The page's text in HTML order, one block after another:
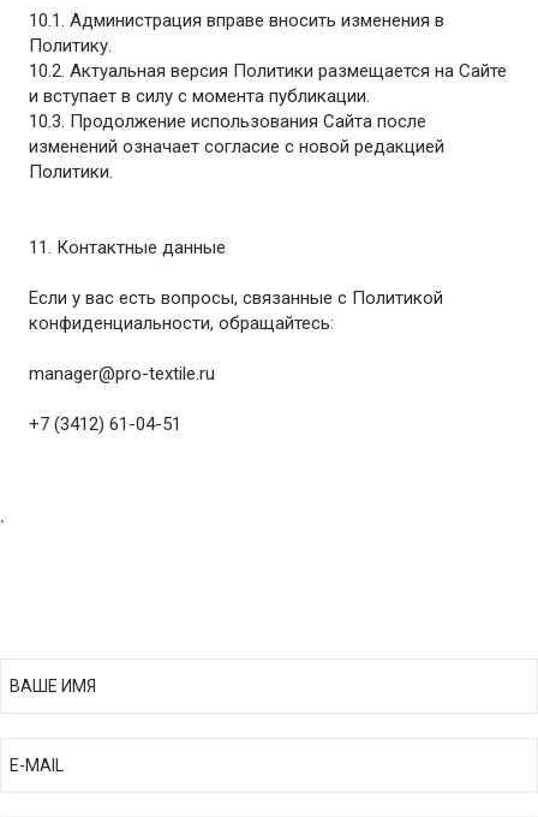
10.1. Администрация вправе вносить изменения в
Политику.
10.2. Актуальная версия Политики размещается на Сайте
и вступает в силу с момента публикации.
10.3. Продолжение использования Сайта после
изменений означает согласие с новой редакцией
Политики.
11. Контактные данные
Если у вас есть вопросы, связанные с Политикой
конфиденциальности, обращайтесь:
manager@pro-textile.ru
+7 (3412) 61-04-51
`